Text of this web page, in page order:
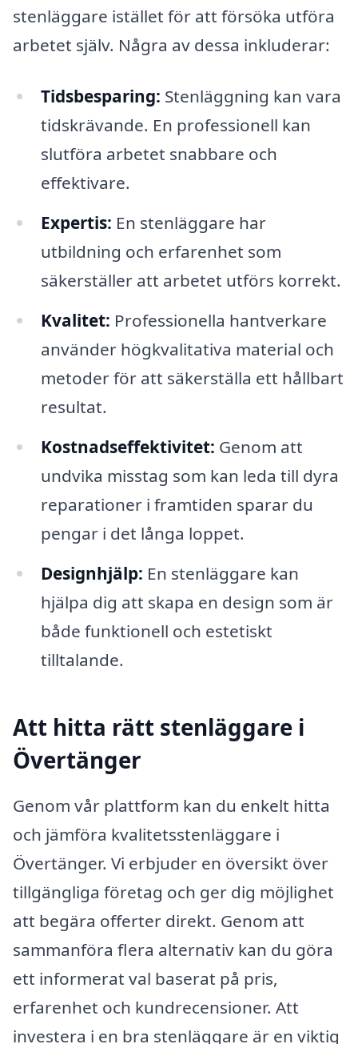
stenläggare istället för att försöka utföra
arbetet själv. Några av dessa inkluderar:
Tidsbesparing: Stenläggning kan vara
tidskrävande. En professionell kan
slutföra arbetet snabbare och
effektivare.
Expertis: En stenläggare har
utbildning och erfarenhet som
säkerställer att arbetet utförs korrekt.
Kvalitet: Professionella hantverkare
använder högkvalitativa material och
metoder för att säkerställa ett hållbart
resultat.
Kostnadseffektivitet: Genom att
undvika misstag som kan leda till dyra
reparationer i framtiden sparar du
pengar i det långa loppet.
Designhjälp: En stenläggare kan
hjälpa dig att skapa en design som är
både funktionell och estetiskt
tilltalande.
Att hitta rätt stenläggare i
Övertänger
Genom vår plattform kan du enkelt hitta
och jämföra kvalitetsstenläggare i
Övertänger. Vi erbjuder en översikt över
tillgängliga företag och ger dig möjlighet
att begära offerter direkt. Genom att
sammanföra flera alternativ kan du göra
ett informerat val baserat på pris,
erfarenhet och kundrecensioner. Att
investera i en bra stenläggare är en viktig